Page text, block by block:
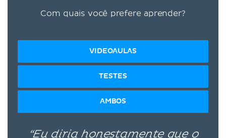
Com quais você prefere aprender?
VIDEOAULAS
TESTES
AMBOS
“Eu diria honestamente que o